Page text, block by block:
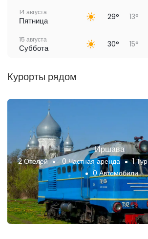
14 августа
Пятница 29° 13°
15 августа
Суббота 30° 15°
Курорты рядом
Иршава
2 Отелей 0 Частная аренда 1 Тур
0 Автомобили